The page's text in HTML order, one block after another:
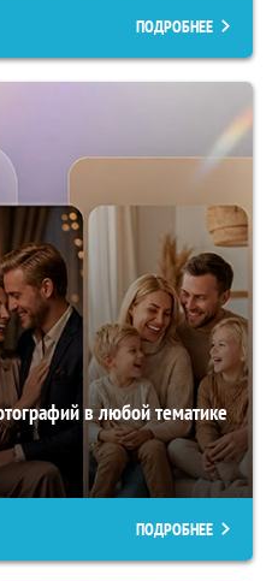
ПОДРОБНЕЕ
в любой тематике
ПОДРОБНЕЕ